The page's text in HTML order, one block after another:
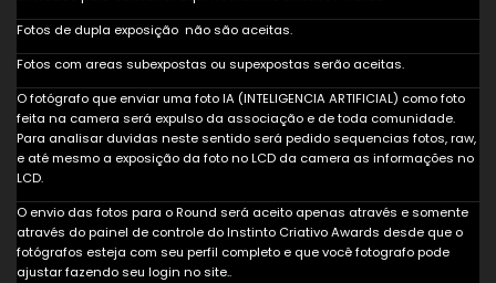
Fotos de dupla exposição não são aceitas.
Fotos com areas subexpostas ou supexpostas serão aceitas.
O fotógrafo que enviar uma foto IA (INTELIGENCIA ARTIFICIAL) como foto
feita na camera será expulso da associação e de toda comunidade.
Para analisar duvidas neste sentido será pedido sequencias fotos, raw,
e até mesmo a exposição da foto no LCD da camera as informações no
LCD.
O envio das fotos para o Round será aceito apenas através e somente
através do painel de controle do Instinto Criativo Awards desde que o
fotógrafos esteja com seu perfil completo e que você fotografo pode
ajustar fazendo seu login no site..